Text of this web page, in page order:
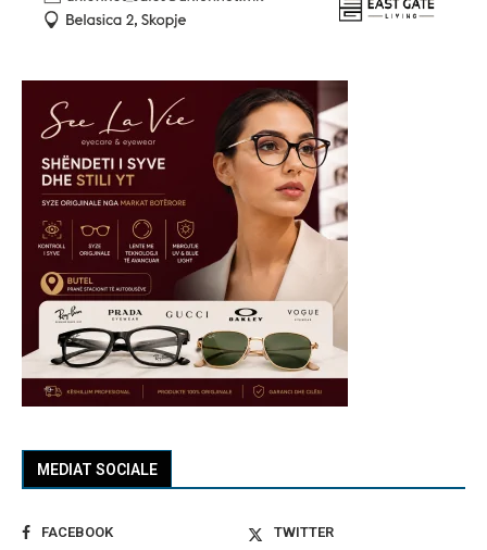
MEDIAT SOCIALE
FACEBOOK
TWITTER